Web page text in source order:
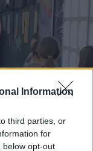
Information
third parties, or
for
below opt-out